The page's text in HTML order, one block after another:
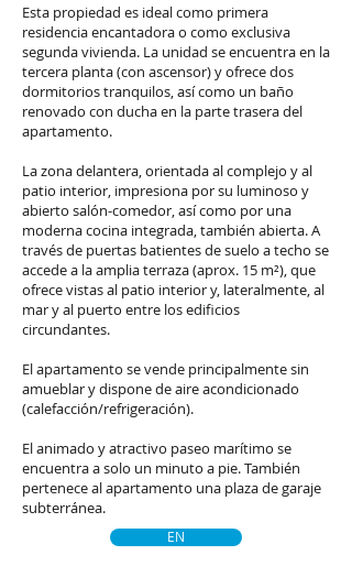
Esta propiedad es ideal como primera
residencia encantadora o como exclusiva
segunda vivienda. La unidad se encuentra en la
tercera planta (con ascensor) y ofrece dos
dormitorios tranquilos, así como un baño
renovado con ducha en la parte trasera del
apartamento.
La zona delantera, orientada al complejo y al
patio interior, impresiona por su luminoso y
abierto salón-comedor, así como por una
moderna cocina integrada, también abierta. A
través de puertas batientes de suelo a techo se
accede a la amplia terraza (aprox. 15 m²), que
ofrece vistas al patio interior y, lateralmente, al
mar y al puerto entre los edificios
circundantes.
El apartamento se vende principalmente sin
amueblar y dispone de aire acondicionado
(calefacción/refrigeración).
El animado y atractivo paseo marítimo se
encuentra a solo un minuto a pie. También
pertenece al apartamento una plaza de garaje
subterránea.
EN